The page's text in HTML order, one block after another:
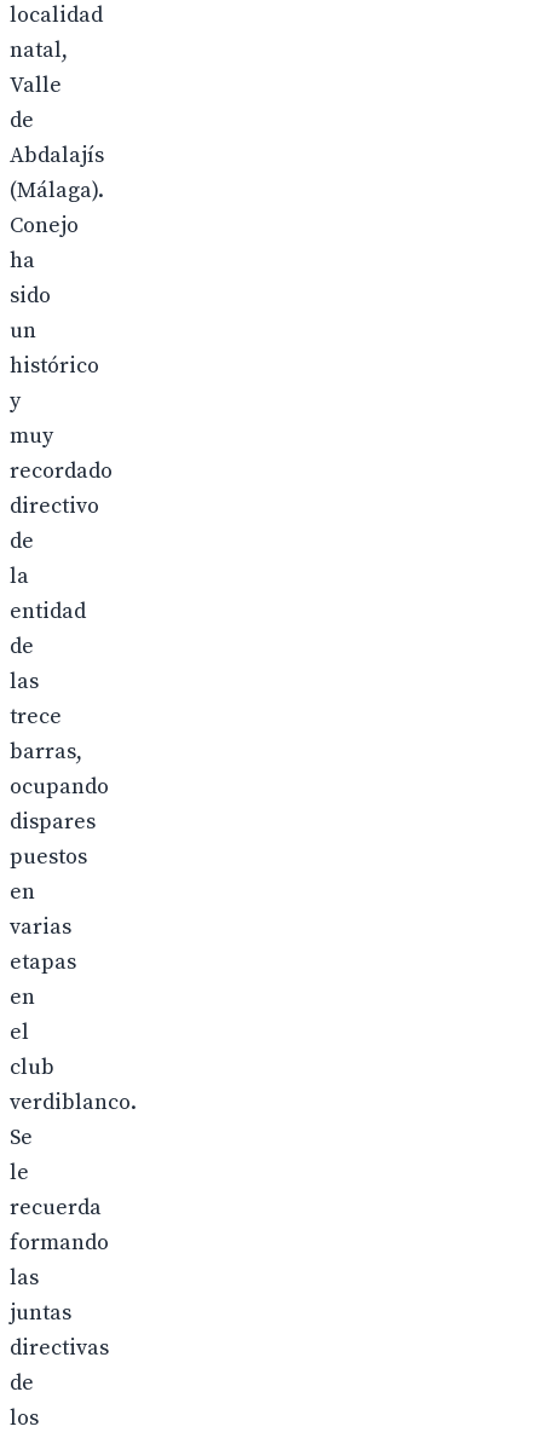
localidad
natal,
Valle
de
Abdalajís
(Málaga).
Conejo
ha
sido
un
histórico
y
muy
recordado
directivo
de
la
entidad
de
las
trece
barras,
ocupando
dispares
puestos
en
varias
etapas
en
el
club
verdiblanco.
Se
le
recuerda
formando
las
juntas
directivas
de
los